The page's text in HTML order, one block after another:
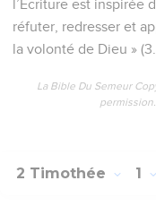
l’Ecriture est inspirée
réfuter, redresser et
la volonté de Dieu »
La Bible Du Semeur
2 Timothée 1